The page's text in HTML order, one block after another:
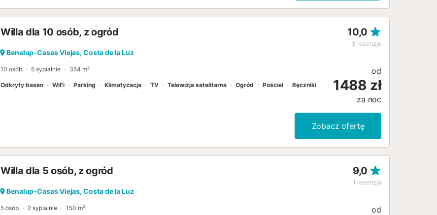
Willa dla 10 osób, z ogród 10,0
3 recenzje
Benalup-Casas Viejas, Costa de la Luz
10 osób 5 sypialnie 354 m²
Odkryty basen WiFi Parking Klimatyzacja TV Telewizja satelitarna Ogród Pościel Ręczniki
od
1488 zł
za noc
Zobacz ofertę
Willa dla 5 osób, z ogród 9,0
1 recenzja
Benalup-Casas Viejas, Costa de la Luz
5 osób 2 sypialnie 150 m² od